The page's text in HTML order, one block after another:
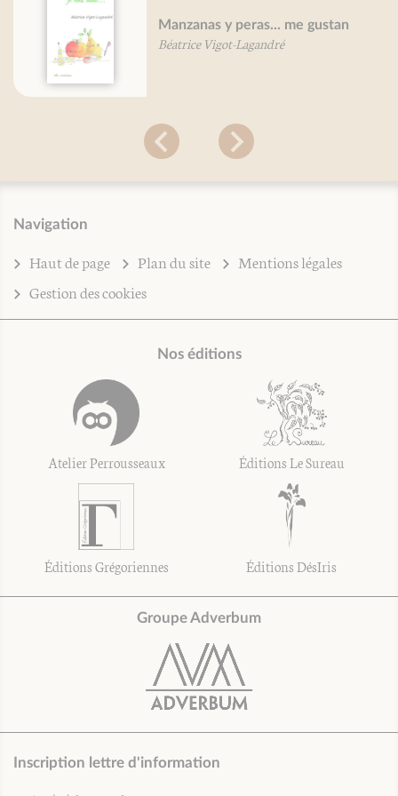
Manzanas y peras... me gustan
Béatrice Vigot-Lagandré
Navigation
Haut de page Plan du site
Mentions légales
Gestion des cookies
Nos éditions
Atelier Perrousseaux Éditions Le Sureau
Éditions Grégoriennes Éditions DésIris
Groupe Adverbum
Inscription lettre d'information